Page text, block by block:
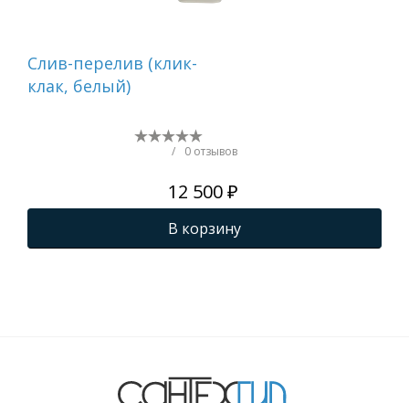
Cлив-перелив (клик-
клак, белый)
/ 0 отзывов
12 500 ₽
В корзину